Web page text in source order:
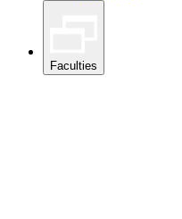
Faculties